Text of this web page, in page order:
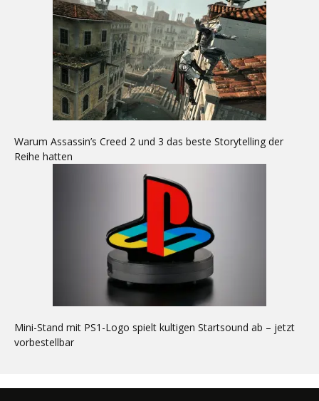
Warum Assassin’s Creed 2 und 3 das beste Storytelling der
Reihe hatten
Mini-Stand mit PS1-Logo spielt kultigen Startsound ab – jetzt
vorbestellbar